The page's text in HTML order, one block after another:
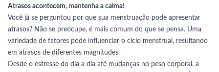
Atrasos acontecem, mantenha a calma!
Você já se perguntou por que sua menstruação pode apresentar
atrasos? Não se preocupe, é mais comum do que se pensa. Uma
variedade de fatores pode influenciar o ciclo menstrual, resultando
em atrasos de diferentes magnitudes.
Desde o estresse do dia a dia até mudanças no peso corporal, a